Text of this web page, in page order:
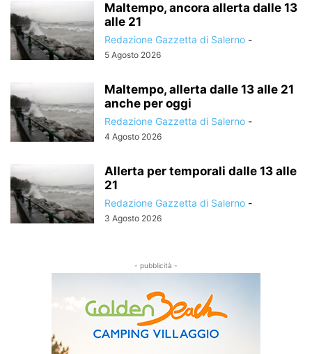
Maltempo, ancora allerta dalle 13
alle 21
Redazione Gazzetta di Salerno -
5 Agosto 2026
Maltempo, allerta dalle 13 alle 21
anche per oggi
Redazione Gazzetta di Salerno -
4 Agosto 2026
Allerta per temporali dalle 13 alle
21
Redazione Gazzetta di Salerno -
3 Agosto 2026
- pubblicità -